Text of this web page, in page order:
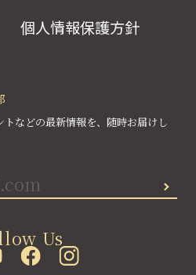
個人情報保護方針
などの最新情報を、随時お届けし
Us